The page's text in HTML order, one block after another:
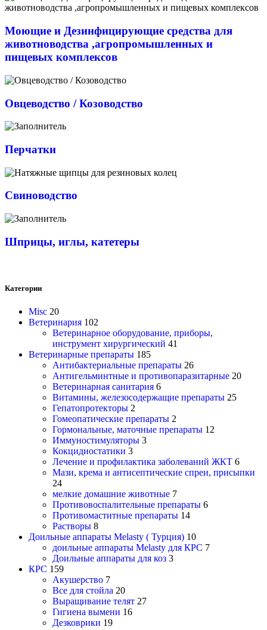
Моющие и Дезинфицирующие средства для
животноводства ,агропромышленных и
пищевых комплексов
Овцеводство / Козоводство
Перчатки
Свиноводство
Шприцы, иглы, катетеры
Категории
Misc 20
Ветеринария 102
Ветеринарное оборудование, приборы,
инструмент хирургический 41
Ветеринарные препараты 185
Антибактериальные препараты 26
Антигельминтные и противопаразитарные 20
Ветеринарная санитария 6
Витамины, железосодержащие препараты 25
Гепатопротекторы 2
Гомеопатические препараты 2
Гормональные, маточные препараты 12
Иммуностимуляторы 3
Кокцидиостатики 3
Лечение и профилактика заболеваний ЖКТ 6
Мази, крема и антисептические спреи, присыпки
24
мелкие домашние животные 7
Противовоспалительные препараты 6
Противомаститные препараты 14
Растворы 8
Доильные аппараты Melasty ( Турция) 10
доильные аппараты Melasty для КРС 7
Доильные аппараты для коз 3
КРС 159
Акушерство 7
Все для стойла 20
Выращивание телят 27
Гигиена вымени 16
Дезковрики 19